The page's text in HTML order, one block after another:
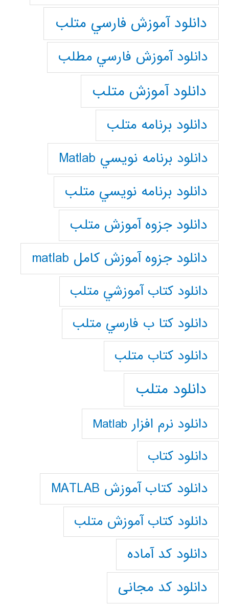
دانلود آموزش فارسي متلب
دانلود آموزش فارسي مطلب
دانلود آموزش متلب
دانلود برنامه متلب
دانلود برنامه نويسي Matlab
دانلود برنامه نويسي متلب
دانلود جزوه آموزش متلب
دانلود جزوه آموزش کامل matlab
دانلود كتاب آموزشي متلب
دانلود كتا ب فارسي متلب
دانلود كتاب متلب
دانلود متلب
دانلود نرم افزار Matlab
دانلود کتاب
دانلود کتاب آموزش MATLAB
دانلود کتاب آموزش متلب
دانلود کد آماده
دانلود کد مجانی